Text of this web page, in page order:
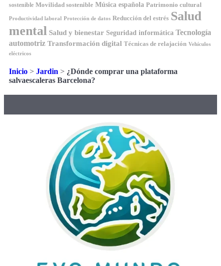
sostenible Movilidad sostenible Música española Patrimonio cultural
Productividad laboral Protección de datos Reducción del estrés Salud
mental Salud y bienestar Seguridad informática Tecnología
automotriz Transformación digital Técnicas de relajación Vehículos
eléctricos
Inicio > Jardin > ¿Dónde comprar una plataforma
salvaescaleras Barcelona?